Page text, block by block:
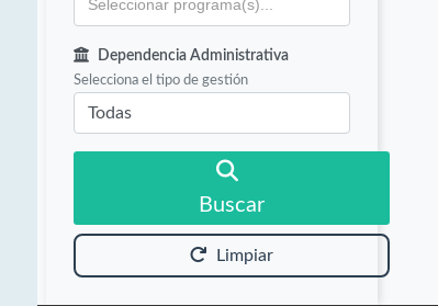
Dependencia Administrativa
Selecciona el tipo de gestión
Buscar
Limpiar